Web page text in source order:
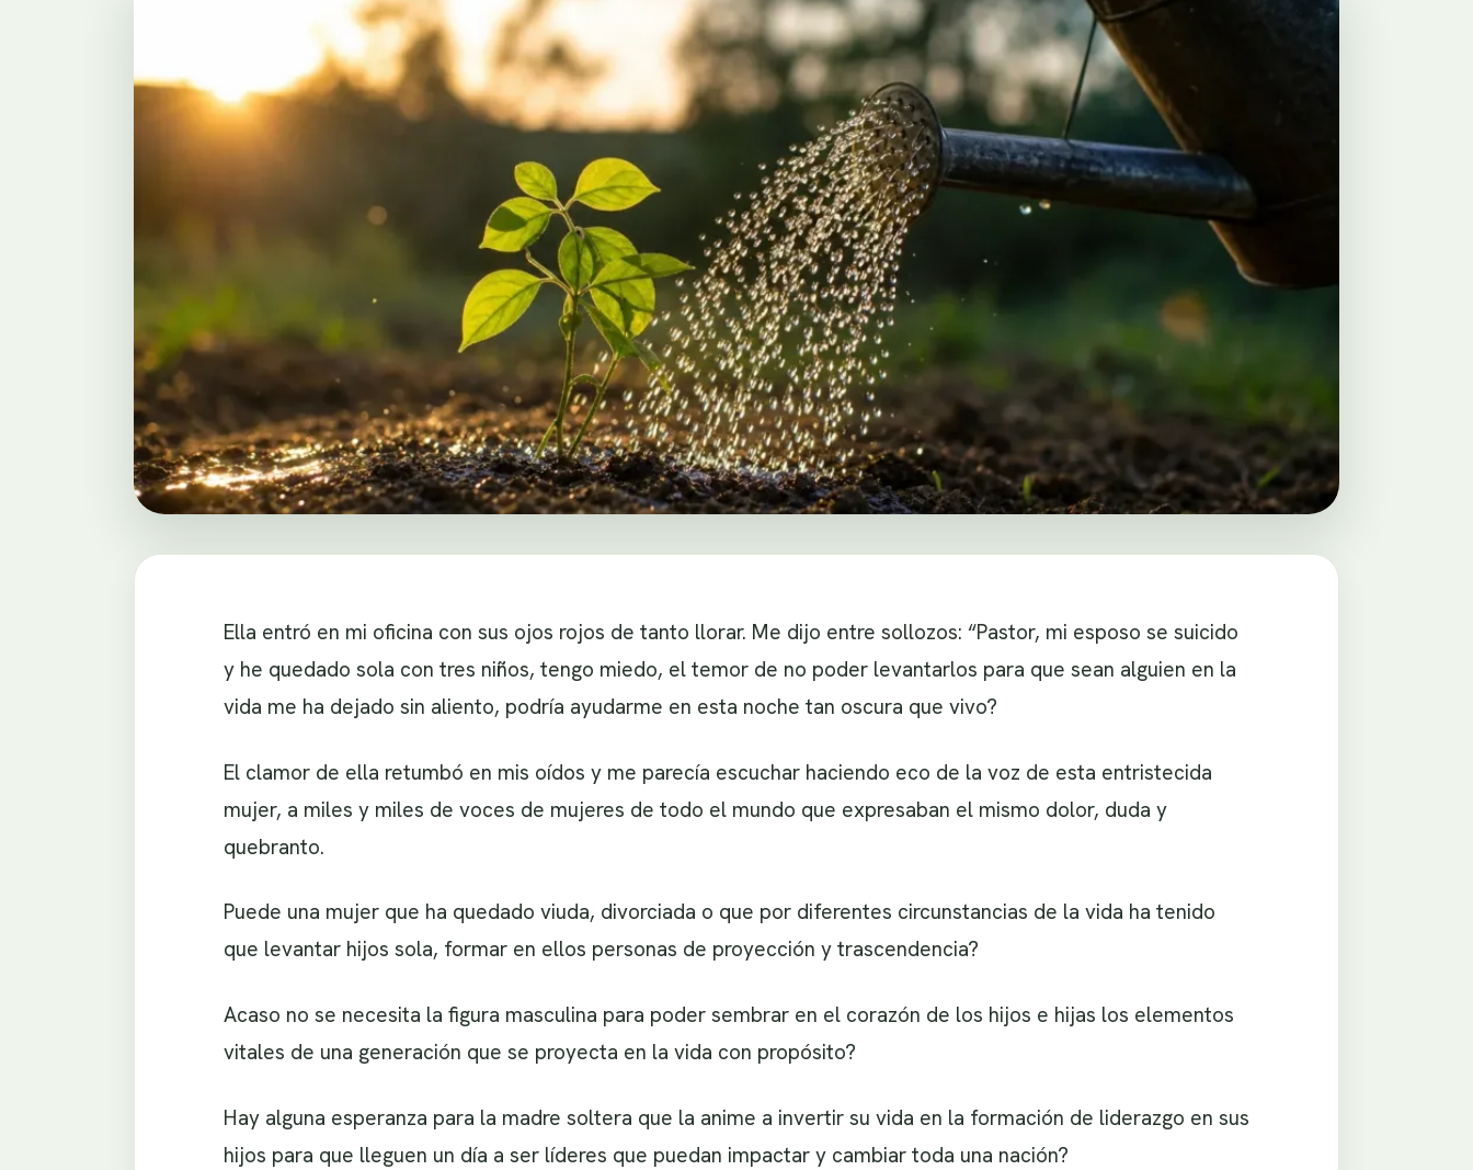
Ella entró en mi oficina con sus ojos rojos de tanto llorar. Me dijo entre sollozos: “Pastor, mi esposo se suicido
y he quedado sola con tres niños, tengo miedo, el temor de no poder levantarlos para que sean alguien en la
vida me ha dejado sin aliento, podría ayudarme en esta noche tan oscura que vivo?
El clamor de ella retumbó en mis oídos y me parecía escuchar haciendo eco de la voz de esta entristecida
mujer, a miles y miles de voces de mujeres de todo el mundo que expresaban el mismo dolor, duda y
quebranto.
Puede una mujer que ha quedado viuda, divorciada o que por diferentes circunstancias de la vida ha tenido
que levantar hijos sola, formar en ellos personas de proyección y trascendencia?
Acaso no se necesita la figura masculina para poder sembrar en el corazón de los hijos e hijas los elementos
vitales de una generación que se proyecta en la vida con propósito?
Hay alguna esperanza para la madre soltera que la anime a invertir su vida en la formación de liderazgo en sus
hijos para que lleguen un día a ser líderes que puedan impactar y cambiar toda una nación?